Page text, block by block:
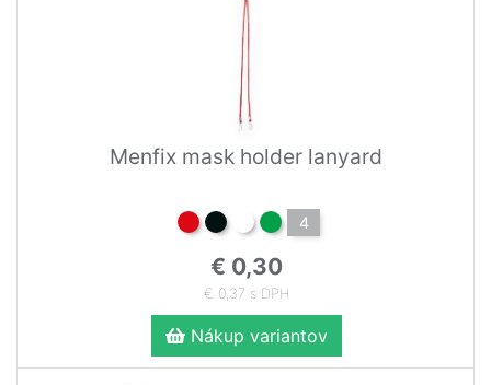
Menfix mask holder lanyard
4
€ 0,30
€ 0,37 s DPH
Nákup variantov